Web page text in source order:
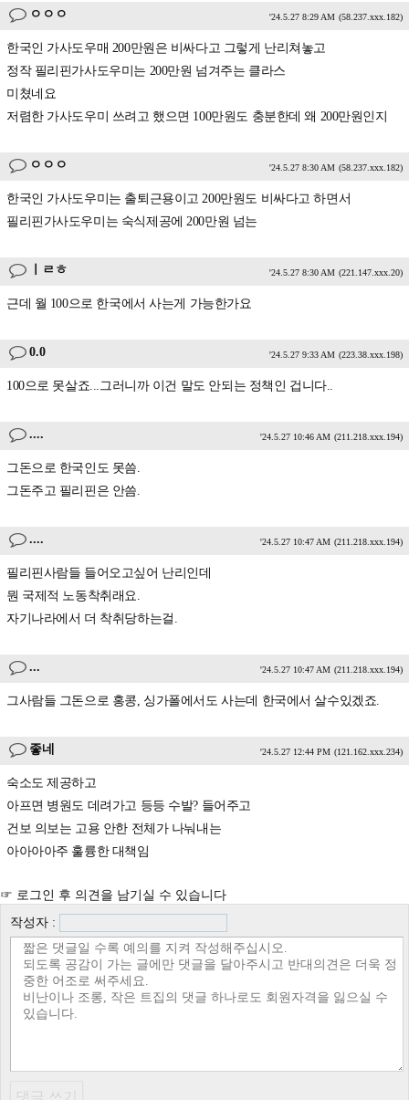
ㅇㅇㅇ '24.5.27 8:29 AM (58.237.xxx.182)
한국인 가사도우매 200만원은 비싸다고 그렇게 난리쳐놓고
정작 필리핀가사도우미는 200만원 넘겨주는 클라스
미쳤네요
저렴한 가사도우미 쓰려고 했으면 100만원도 충분한데 왜 200만원인지
ㅇㅇㅇ '24.5.27 8:30 AM (58.237.xxx.182)
한국인 가사도우미는 출퇴근용이고 200만원도 비싸다고 하면서
필리핀가사도우미는 숙식제공에 200만원 넘는
ㅣㄹㅎ '24.5.27 8:30 AM (221.147.xxx.20)
근데 월 100으로 한국에서 사는게 가능한가요
0.0 '24.5.27 9:33 AM (223.38.xxx.198)
100으로 못살죠...그러니까 이건 말도 안되는 정책인 겁니다..
.... '24.5.27 10:46 AM (211.218.xxx.194)
그돈으로 한국인도 못씀.
그돈주고 필리핀은 안씀.
.... '24.5.27 10:47 AM (211.218.xxx.194)
필리핀사람들 들어오고싶어 난리인데
뭔 국제적 노동착취래요.
자기나라에서 더 착취당하는걸.
... '24.5.27 10:47 AM (211.218.xxx.194)
그사람들 그돈으로 홍콩, 싱가폴에서도 사는데 한국에서 살수있겠죠.
좋네 '24.5.27 12:44 PM (121.162.xxx.234)
숙소도 제공하고
아프면 병원도 데려가고 등등 수발? 들어주고
건보 의보는 고용 안한 전체가 나눠내는
아아아아주 훌륭한 대책임
☞ 로그인 후 의견을 남기실 수 있습니다
작성자 :